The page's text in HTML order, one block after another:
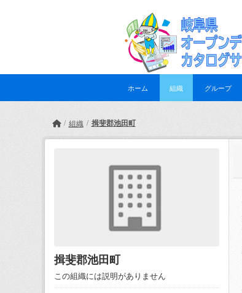
ホーム 組織 グループ
組織 揖斐郡池田町
揖斐郡池田町
この組織には説明がありません